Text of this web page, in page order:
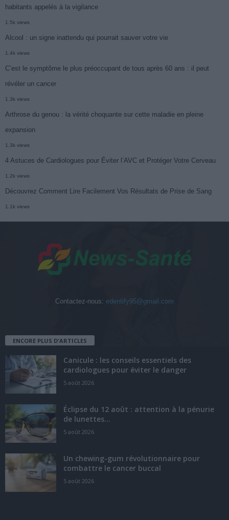
habitants appelés à la vigilance
1.5k views
Alcool : un signe inattendu qui pourrait sauver votre vie
1.4k views
C’est le symptôme le plus préoccupant de tous après 60 ans : il peut
révéler un cancer
1.3k views
Arthrose du genou : la vérité choquante sur cette maladie en pleine
expansion
1.3k views
4 Astuces de Cardiologues pour Éviter l’AVC et Protéger Votre Cerveau
1.2k views
Découvrez Comment Lire Facilement Vos Résultats de Prise de Sang
1.1k views
Contactez-nous: edentify95@gmail.com
ENCORE PLUS D'ARTICLES
Canicule : les conseils essentiels des
cardiologues pour éviter le danger
5 août 2026
Éclipse du 12 août : attention à la pénurie
de lunettes...
5 août 2026
Un chewing-gum révolutionnaire pour
combattre le cancer buccal
5 août 2026